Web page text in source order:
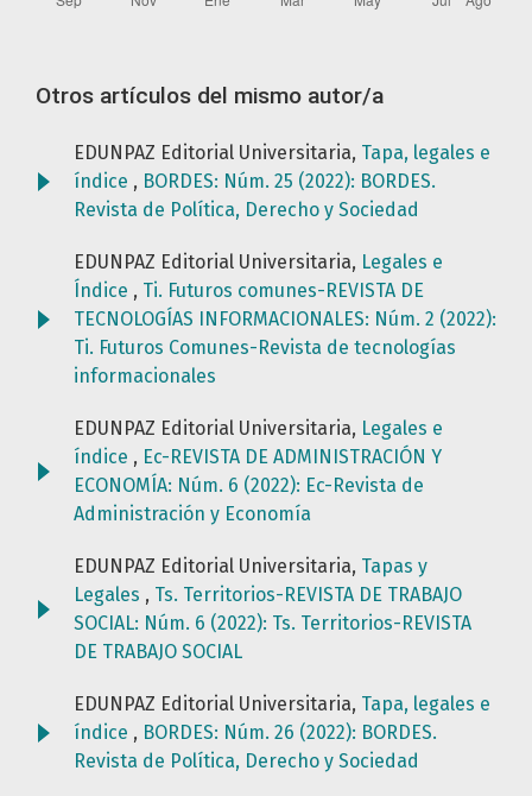
Otros artículos del mismo autor/a
EDUNPAZ Editorial Universitaria, Tapa, legales e
índice , BORDES: Núm. 25 (2022): BORDES.
Revista de Política, Derecho y Sociedad
EDUNPAZ Editorial Universitaria, Legales e
Índice , Ti. Futuros comunes-REVISTA DE
TECNOLOGÍAS INFORMACIONALES: Núm. 2 (2022):
Ti. Futuros Comunes-Revista de tecnologías
informacionales
EDUNPAZ Editorial Universitaria, Legales e
índice , Ec-REVISTA DE ADMINISTRACIÓN Y
ECONOMÍA: Núm. 6 (2022): Ec-Revista de
Administración y Economía
EDUNPAZ Editorial Universitaria, Tapas y
Legales , Ts. Territorios-REVISTA DE TRABAJO
SOCIAL: Núm. 6 (2022): Ts. Territorios-REVISTA
DE TRABAJO SOCIAL
EDUNPAZ Editorial Universitaria, Tapa, legales e
índice , BORDES: Núm. 26 (2022): BORDES.
Revista de Política, Derecho y Sociedad